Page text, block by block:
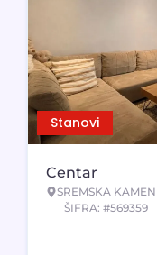
Stanovi
Centar
SREMSKA
ŠIFRA: #569359